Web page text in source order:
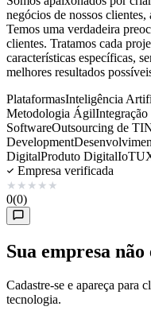
negócios de nossos
Temos uma verdadeira
clientes. Tratamos cada
características específicas,
melhores resultados
PlataformasInteligência
Metodologia ÁgilIntegração
SoftwareOutsourcing de TI
Development
DigitalProduto DigitalIoT
Empresa verificada
★ ★ ★ ★ ★
0(0)
Sua empresa não
Cadastre-se e apareça para
tecnologia.